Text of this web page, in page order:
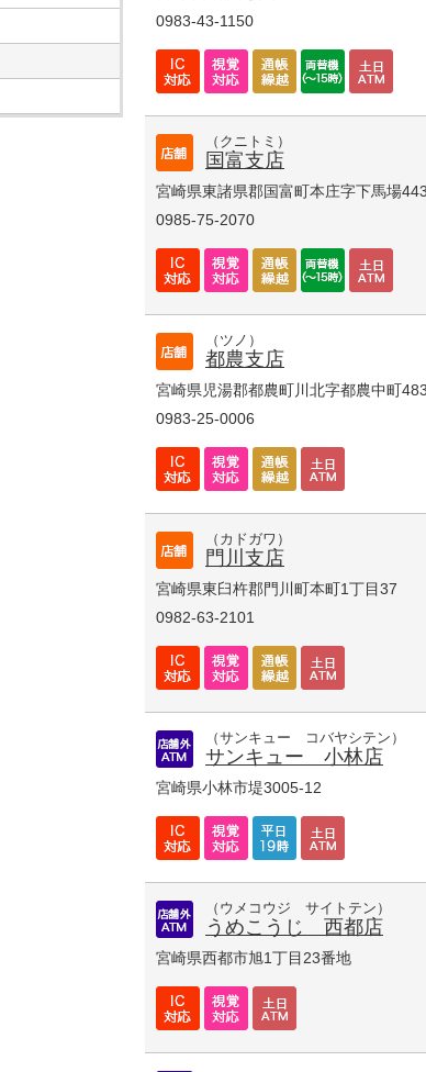
0983-43-1150
（クニトミ）
国富支店
宮崎県東諸県郡国富町本庄字下馬場
0985-75-2070
（ツノ）
都農支店
宮崎県児湯郡都農町川北字都農中町
0983-25-0006
（カドガワ）
門川支店
宮崎県東臼杵郡門川町本町1丁目37
0982-63-2101
（サンキュー コバヤシテン）
サンキュー 小林店
宮崎県小林市堤3005-12
（ウメコウジ サイトテン）
うめこうじ 西都店
宮崎県西都市旭1丁目23番地